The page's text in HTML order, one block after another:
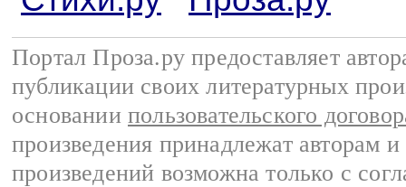
Портал Проза.ру предоставляет
публикации своих литературных
основании пользовательского
произведения принадлежат авторам
произведений возможна только с